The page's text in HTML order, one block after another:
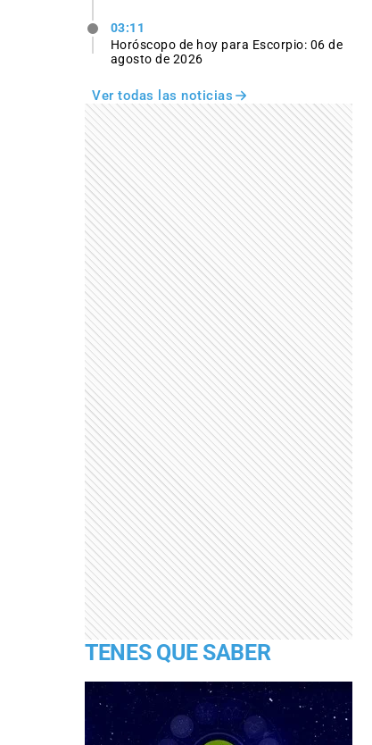
03:11
Horóscopo de hoy para Escorpio: 06 de
agosto de 2026
Ver todas las noticias
TENES QUE SABER